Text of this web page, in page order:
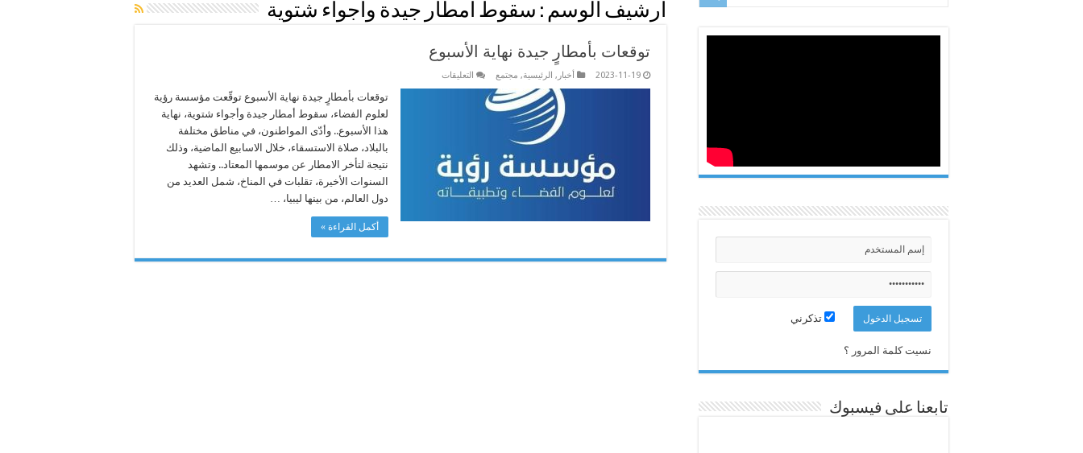
أرشيف الوسم : سقوط أمطار جيدة وأجواء شتوية
توقعات بأمطارٍ جيدة نهاية الأسبوع
2023-11-19 أخبار , الرئيسية, مجتمع التعليقات
توقعات بأمطارٍ جيدة نهاية الأسبوع توقّعت مؤسسة رؤية
لعلوم الفضاء، سقوط أمطار جيدة وأجواء شتوية، نهاية
هذا الأسبوع.. وأدّى المواطنون، في مناطق مختلفة
بالبلاد، صلاة الاستسقاء، خلال الاسابيع الماضية، وذلك
نتيجة لتأخر الامطار عن موسمها المعتاد.. وتشهد
السنوات الأخيرة، تقلبات في المناخ، شمل العديد من
دول العالم، من بينها ليبيا، …
أكمل القراءة »
تذكرني
نسيت كلمة المرور ؟
تابعنا على فيسبوك